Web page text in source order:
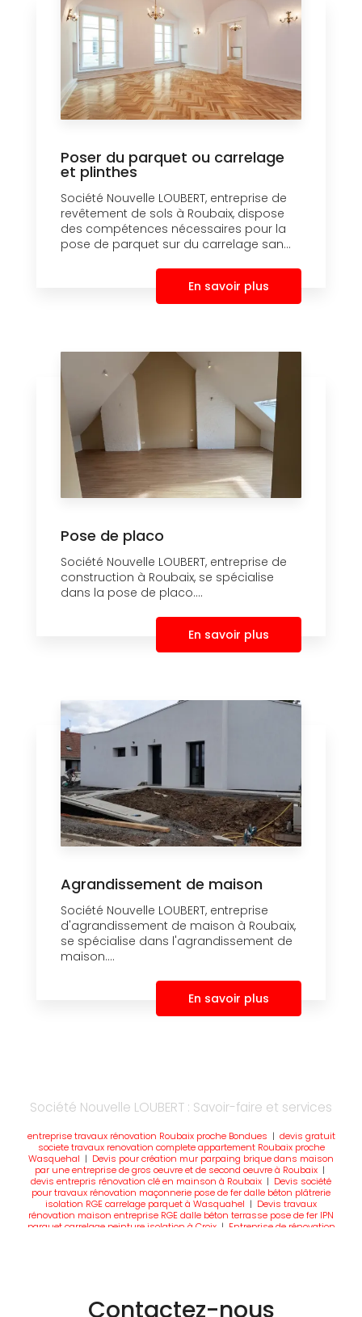
Poser du parquet ou carrelage
et plinthes
Société Nouvelle LOUBERT, entreprise de
revêtement de sols à Roubaix, dispose
des compétences nécessaires pour la
pose de parquet sur du carrelage san...
En savoir plus
Pose de placo
Société Nouvelle LOUBERT, entreprise de
construction à Roubaix, se spécialise
dans la pose de placo....
En savoir plus
Agrandissement de maison
Société Nouvelle LOUBERT, entreprise
d'agrandissement de maison à Roubaix,
se spécialise dans l'agrandissement de
maison....
En savoir plus
Société Nouvelle LOUBERT : Savoir-faire et services
entreprise travaux rénovation Roubaix proche Bondues | devis gratuit
societe travaux renovation complete appartement Roubaix proche
Wasquehal | Devis pour création mur parpaing brique dans maison
par une entreprise de gros oeuvre et de second oeuvre à Roubaix |
devis entrepris rénovation clé en mainson à Roubaix | Devis société
pour travaux rénovation maçonnerie pose de fer dalle béton plâtrerie
isolation RGE carrelage parquet à Wasquahel | Devis travaux
rénovation maison entreprise RGE dalle béton terrasse pose de fer IPN
parquet carrelage peinture isolation à Croix| Entreprise de rénovation
pour devis travaux de rénovation d'une maison à Lille aménagement
Contactez-nous